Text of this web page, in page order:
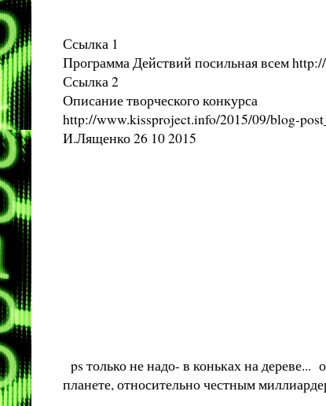
Ссылка 1
Программа Действий посильная всем
Ссылка 2
Описание творческого конкурса
http://www.kissproject.info/2015/09/blog-
И.Лященко 26 10 2015
ps только не надо- в коньках на
планете, относительно честным